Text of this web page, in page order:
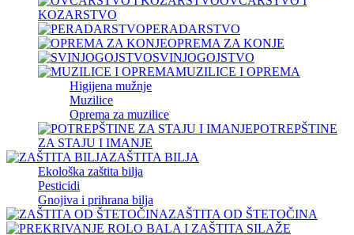
KOZARSTVO
PERADARSTVO
OPREMA ZA KONJE
SVINJOGOJSTVO
MUZILICE I OPREMA
Higijena mužnje
Muzilice
Oprema za muzilice
POTREPŠTINE
ZA STAJU I IMANJE
ZAŠTITA BILJA
Ekološka zaštita bilja
Pesticidi
Gnojiva i prihrana bilja
ZAŠTITA OD ŠTETOČINA